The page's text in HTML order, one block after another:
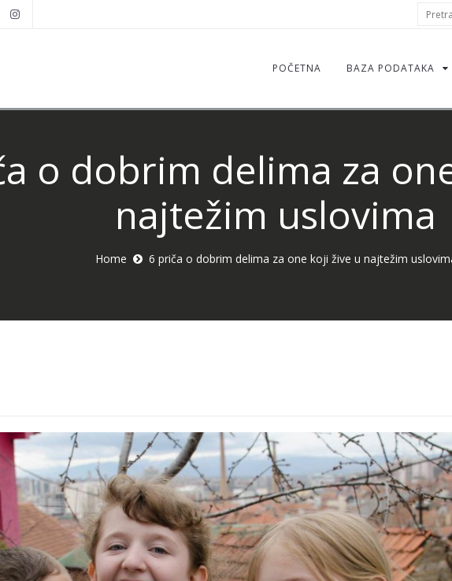
POČETNA BAZA PODATAKA
o dobrim delima za
najtežim uslovima
Home 6 priča o dobrim delima za one koji žive u najtežim
ugrozeni-listicle.jpg